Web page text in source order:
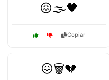
😖🌫️🖤
Copiar
😖🗑️💔